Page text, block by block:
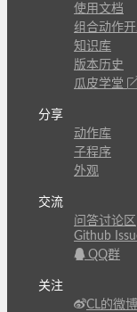
使用文档
组合动作
知识库
版本历史
瓜皮学堂
分享
动作库
子程序
外观
交流
问答讨论区
Github
QQ群
关注
CL的微博